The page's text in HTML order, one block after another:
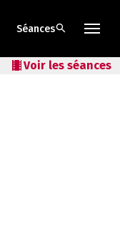
Séancessearch
local_movies Voir les séances